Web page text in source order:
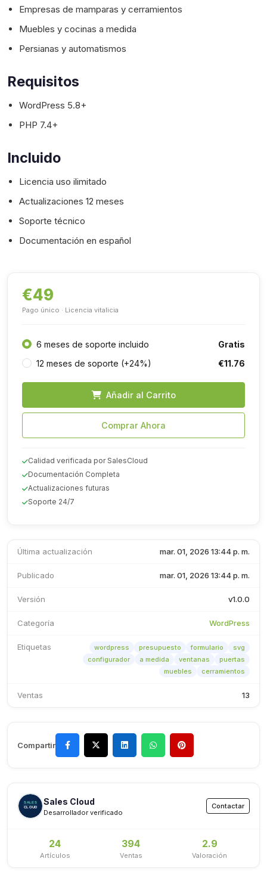
Empresas de mamparas y cerramientos
Muebles y cocinas a medida
Persianas y automatismos
Requisitos
WordPress 5.8+
PHP 7.4+
Incluido
Licencia uso ilimitado
Actualizaciones 12 meses
Soporte técnico
Documentación en español
€49
Pago único · Licencia vitalicia
6 meses de soporte incluido
Gratis
12 meses de soporte (+24%)
€11.76
Añadir al Carrito
Comprar Ahora
Calidad verificada por SalesCloud
Documentación Completa
Actualizaciones futuras
Soporte 24/7
Última actualización mar. 01, 2026 13:44 p. m.
Publicado mar. 01, 2026 13:44 p. m.
Versión v1.0.0
Categoría WordPress
Etiquetas wordpress presupuesto formulario
svg
configurador
a medida ventanas
puertas
muebles
cerramientos
Ventas 13
Compartir
Sales Cloud
Desarrollador verificado
Contactar
24
Artículos
394
Ventas
2.9
Valoración